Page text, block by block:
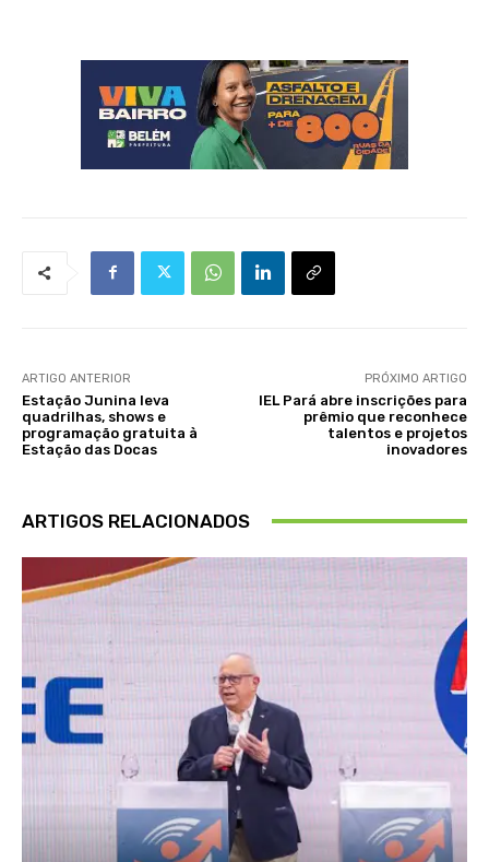
ARTIGO ANTERIOR
Estação Junina leva
quadrilhas, shows e
programação gratuita à
Estação das Docas
PRÓXIMO ARTIGO
IEL Pará abre inscrições para
prêmio que reconhece
talentos e projetos
inovadores
ARTIGOS RELACIONADOS